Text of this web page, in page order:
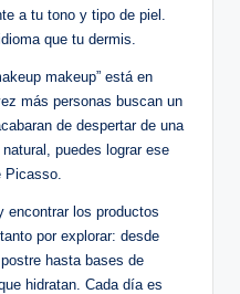
a tu tono y tipo de piel.
que tu dermis.
makeup” está en
más personas buscan un
de despertar de una
puedes lograr ese
encontrar los productos
por explorar: desde
hasta bases de
hidratan. Cada día es